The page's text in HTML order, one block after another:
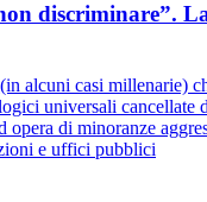
discriminare”.
alcuni casi millenarie)
universali cancellate
opera di minoranze
e uffici pubblici